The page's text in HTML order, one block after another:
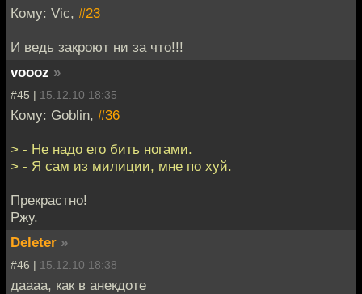
Кому: Vic, #23
И ведь закроют ни за что!!!
voooz »
#45 | 15.12.10 18:35
Кому: Goblin, #36
> - Не надо его бить ногами.
> - Я сам из милиции, мне по хуй.
Прекрастно!
Ржу.
Deleter »
#46 | 15.12.10 18:38
даааа, как в анекдоте